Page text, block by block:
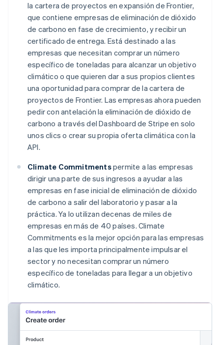
la cartera de proyectos en expansión de Frontier,
que contiene empresas de eliminación de dióxido
de carbono en fase de crecimiento, y recibir un
certificado de entrega. Está destinado a las
empresas que necesitan comprar un número
específico de toneladas para alcanzar un objetivo
climático o que quieren dar a sus propios clientes
una oportunidad para comprar de la cartera de
proyectos de Frontier. Las empresas ahora pueden
pedir con antelación la eliminación de dióxido de
carbono a través del Dashboard de Stripe en solo
unos clics o crear su propia oferta climática con la
API.
Climate Commitmentspermite a las empresas
dirigir una parte de sus ingresos a ayudar a las
empresas en fase inicial de eliminación de dióxido
de carbono a salir del laboratorio y pasar a la
práctica. Ya lo utilizan decenas de miles de
empresas en más de 40 países. Climate
Commitments es la mejor opción para las empresas
a las que les importa principalmente impulsar el
sector y no necesitan comprar un número
específico de toneladas para llegar a un objetivo
climático.
Alemania
DeutschEnglish
Australia
English
Austria
Deutsch English
Bélgica
Brasil
PortuguêsEnglish
English